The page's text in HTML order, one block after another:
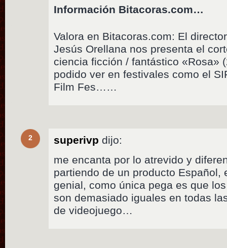
Información Bitacoras.com…
Valora en Bitacoras.com: El
Jesús Orellana nos presenta el
ciencia ficción / fantástico «Rosa»
podido ver en festivales como el
Film Fes……
2 superivp dijo:
me encanta por lo atrevido y
partiendo de un producto Español,
genial, como única pega es que
son demasiado iguales en todas
de videojuego…